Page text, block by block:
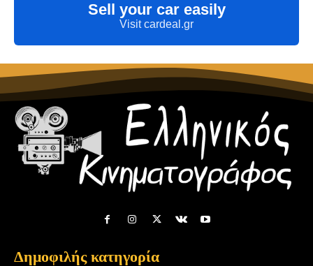
Sell your car easily
Visit cardeal.gr
Δημοφιλής κατηγορία